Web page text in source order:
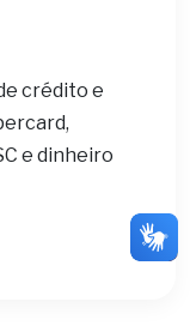
crédito e
e dinheiro